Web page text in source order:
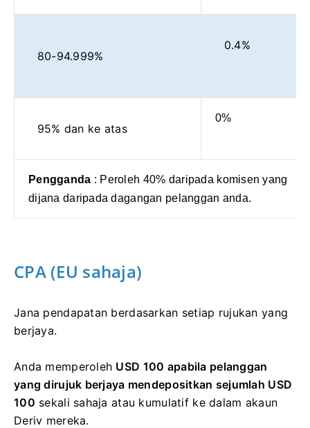
80-94.999%
0.4%
95% dan ke atas
0%
Pengganda : Peroleh 40% daripada komisen yang
dijana daripada dagangan pelanggan anda.
CPA (EU sahaja)
Jana pendapatan berdasarkan setiap rujukan yang
berjaya.
Anda memperoleh USD 100 apabila pelanggan
yang dirujuk berjaya mendepositkan sejumlah USD
100 sekali sahaja atau kumulatif ke dalam akaun
Deriv mereka.